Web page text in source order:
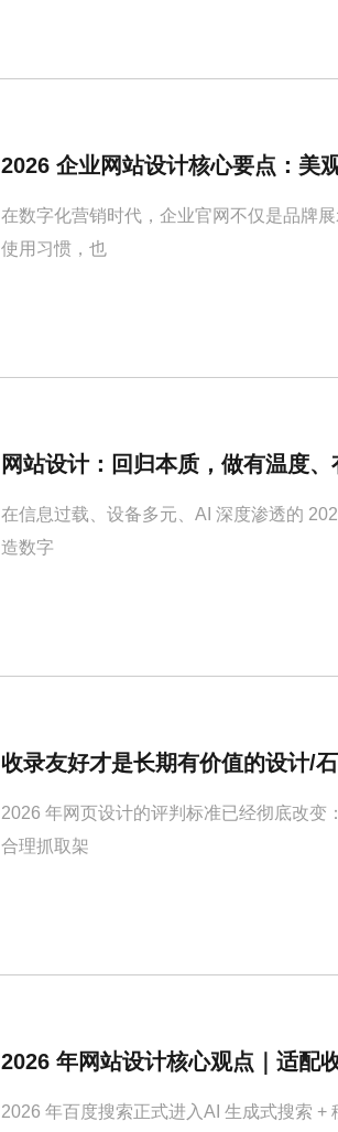
2026 企业网站设计核心要点：美
在数字化营销时代，企业官网不仅是品牌
使用习惯，也
网站设计：回归本质，做有温度
在信息过载、设备多元、AI 深度渗透的
造数字
收录友好才是长期有价值的设计/
2026 年网页设计的评判标准已经彻底改变
合理抓取架
2026 年网站设计核心观点｜适配
2026 年百度搜索正式进入AI 生成式搜索 +